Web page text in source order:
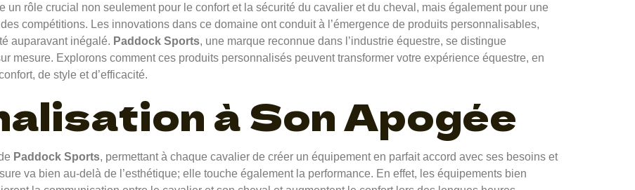
un rôle crucial non seulement pour le confort et la sécurité du cavalier et du cheval, mais également pour une
compétitions. Les innovations dans ce domaine ont conduit à l’émergence de produits personnalisables,
auparavant inégalé. Paddock Sports, une marque reconnue dans l’industrie équestre, se distingue
mesure. Explorons comment ces produits personnalisés peuvent transformer votre expérience équestre, en
de style et d’efficacité.
à Son Apogée
Paddock Sports, permettant à chaque cavalier de créer un équipement en parfait accord avec ses besoins et
va bien au-delà de l’esthétique; elle touche également la performance. En effet, les équipements bien